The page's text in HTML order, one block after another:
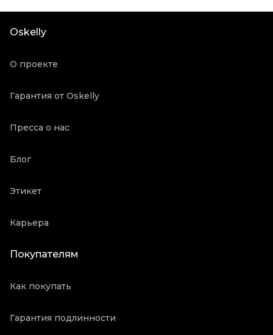
Продавец
Oskelly
О проекте
Гарантия от Oskelly
Пресса о нас
Блог
Этикет
Карьера
Покупателям
Как покупать
Гарантия подлинности